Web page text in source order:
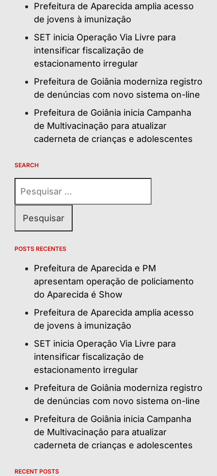
Prefeitura de Aparecida amplia acesso
de jovens à imunização
SET inicia Operação Via Livre para
intensificar fiscalização de
estacionamento irregular
Prefeitura de Goiânia moderniza registro
de denúncias com novo sistema on-line
Prefeitura de Goiânia inicia Campanha
de Multivacinação para atualizar
caderneta de crianças e adolescentes
SEARCH
por:
POSTS RECENTES
Prefeitura de Aparecida e PM
apresentam operação de policiamento
do Aparecida é Show
Prefeitura de Aparecida amplia acesso
de jovens à imunização
SET inicia Operação Via Livre para
intensificar fiscalização de
estacionamento irregular
Prefeitura de Goiânia moderniza registro
de denúncias com novo sistema on-line
Prefeitura de Goiânia inicia Campanha
de Multivacinação para atualizar
caderneta de crianças e adolescentes
RECENT POSTS